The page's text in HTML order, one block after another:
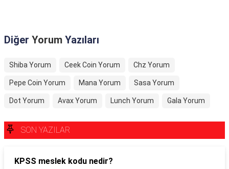
Diğer Yorum Yazıları
Shiba Yorum Ceek Coin Yorum Chz Yorum
Pepe Coin Yorum Mana Yorum Sasa Yorum
Dot Yorum Avax Yorum Lunch Yorum Gala Yorum
SON YAZILAR
KPSS meslek kodu nedir?